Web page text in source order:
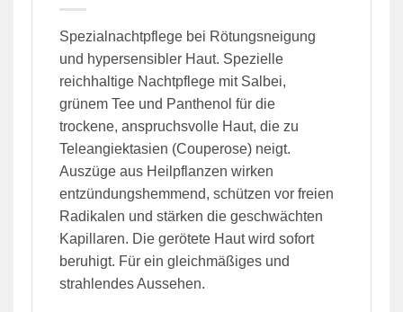
Spezialnachtpflege bei Rötungsneigung
und hypersensibler Haut. Spezielle
reichhaltige Nachtpflege mit Salbei,
grünem Tee und Panthenol für die
trockene, anspruchsvolle Haut, die zu
Teleangiektasien (Couperose) neigt.
Auszüge aus Heilpflanzen wirken
entzündungshemmend, schützen vor freien
Radikalen und stärken die geschwächten
Kapillaren. Die gerötete Haut wird sofort
beruhigt. Für ein gleichmäßiges und
strahlendes Aussehen.